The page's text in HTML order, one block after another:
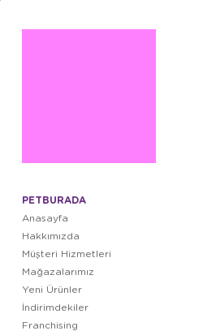
PETBURADA
Anasayfa
Hakkımızda
Müşteri Hizmetleri
Mağazalarımız
Yeni Ürünler
İndirimdekiler
Franchising